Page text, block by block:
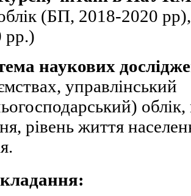
(БП, 2018-2020
рр.)
наукових
управлінський
облік,
рівень життя